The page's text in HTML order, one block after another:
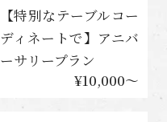
【特別なテーブルコー
ディネートで】アニバ
ーサリープラン
¥10,000〜